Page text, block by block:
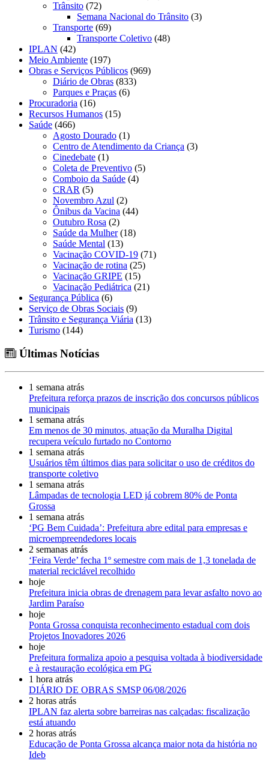
Trânsito (72)
Semana Nacional do Trânsito (3)
Transporte (69)
Transporte Coletivo (48)
IPLAN (42)
Meio Ambiente (197)
Obras e Serviços Públicos (969)
Diário de Obras (833)
Parques e Praças (6)
Procuradoria (16)
Recursos Humanos (15)
Saúde (466)
Agosto Dourado (1)
Centro de Atendimento da Criança (3)
Cinedebate (1)
Coleta de Preventivo (5)
Comboio da Saúde (4)
CRAR (5)
Novembro Azul (2)
Ônibus da Vacina (44)
Outubro Rosa (2)
Saúde da Mulher(18)
Saúde Mental (13)
Vacinação COVID-19 (71)
Vacinação de rotina (25)
Vacinação GRIPE (15)
Vacinação Pediátrica (21)
Segurança Pública (6)
Serviço de Obras Sociais (9)
Trânsito e Segurança Viária (13)
Turismo (144)
Últimas Notícias
1 semana atrás
Prefeitura reforça prazos de inscrição dos concursos públicos
municipais
1 semana atrás
Em menos de 30 minutos, atuação da Muralha Digital
recupera veículo furtado no Contorno
1 semana atrás
Usuários têm últimos dias para solicitar o uso de créditos do
transporte coletivo
1 semana atrás
Lâmpadas de tecnologia LED já cobrem 80% de Ponta
Grossa
1 semana atrás
‘PG Bem Cuidada’: Prefeitura abre edital para empresas e
microempreendedores locais
2 semanas atrás
‘Feira Verde’ fecha 1º semestre com mais de 1,3 tonelada de
material reciclável recolhido
hoje
Prefeitura inicia obras de drenagem para levar asfalto novo ao
Jardim Paraíso
hoje
Ponta Grossa conquista reconhecimento estadual com dois
Projetos Inovadores 2026
hoje
Prefeitura formaliza apoio a pesquisa voltada à biodiversidade
e à restauração ecológica em PG
1 hora atrás
DIÁRIO DE OBRAS SMSP 06/08/2026
2 horas atrás
IPLAN faz alerta sobre barreiras nas calçadas: fiscalização
está atuando
2 horas atrás
Educação de Ponta Grossa alcança maior nota da história no
Ideb